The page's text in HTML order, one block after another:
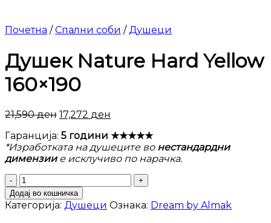
Почетна / Спални соби / Душеци
Душек Nature Hard Yellow
160×190
21,590ден 17,272 ден
Гаранција: 5 години ★★★★★
*Изработката на душеците во нестандардни
димензиие исклучиво по нарачка.
Душек
Nature
Hard
Yellow
Додај во кошничка
Категорија: Душеци Ознака: Dream by Almak